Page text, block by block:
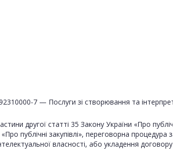
7 — Послуги зі створювання та
другої статті 35 Закону України «Про
публічні закупівлі», переговорна процедура
власності, або укладення